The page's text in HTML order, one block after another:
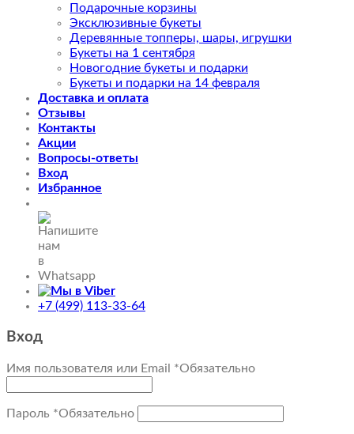
Подарочные корзины
Эксклюзивные букеты
Деревянные топперы, шары, игрушки
Букеты на 1 сентября
Новогодние букеты и подарки
Букеты и подарки на 14 февраля
Доставка и оплата
Отзывы
Контакты
Акции
Вопросы-ответы
Вход
Избранное
+7 (499) 113-33-64
Вход
Имя пользователя или Email *Обязательно
Пароль *Обязательно